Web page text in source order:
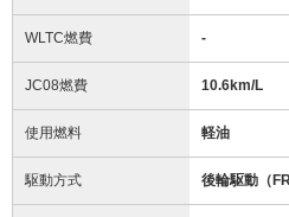
WLTC燃費 -
JC08燃費 10.6km/L
使用燃料 軽油
駆動方式 後輪駆動（FR